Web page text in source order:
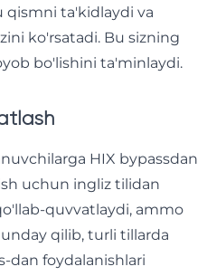
qismni ta'kidlaydi va
ko'rsatadi. Bu sizning
bo'lishini ta'minlaydi.
HIX bypassdan
uchun ingliz tilidan
quvvatlaydi, ammo
qilib, turli tillarda
dan foydalanishlari